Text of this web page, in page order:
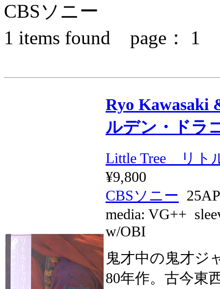
CBSソニー
1 items found page： 1
Ryo Kawasaki
ルデン・ドラ
Little Tree リト
¥9,800
CBSソニー
media: VG++
w/OBI
鬼才中の鬼才ジ
80年作。古今東